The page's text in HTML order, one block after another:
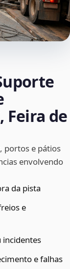
Feira de
portos e pátios
envolvendo
da pista
e
incidentes
e falhas